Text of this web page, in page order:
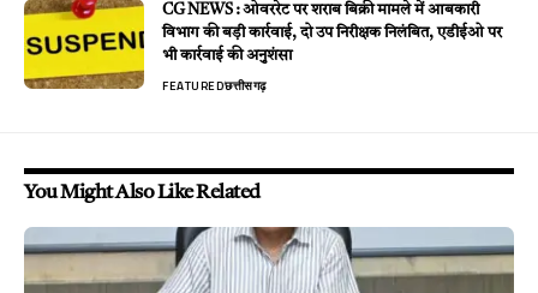
CG NEWS : ओवररेट पर शराब बिक्री मामले में आबकारी
विभाग की बड़ी कार्रवाई, दो उप निरीक्षक निलंबित, एडीईओ पर
भी कार्रवाई की अनुशंसा
FEATUREDछत्तीसगढ़
You Might Also Like Related